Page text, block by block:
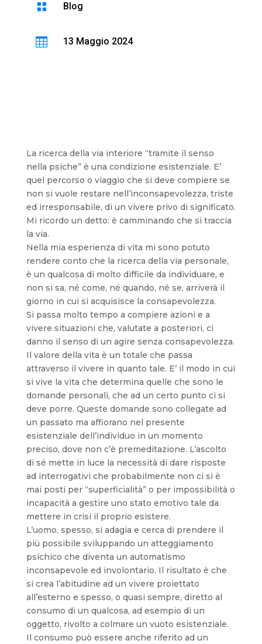
 Blog
 13 Maggio 2024
La ricerca della via interiore “tramite il senso
nella psiche” è una condizione esistenziale. E’
quel percorso o viaggio che si deve compiere se
non si vuole restare nell’inconsapevolezza, triste
ed irresponsabile, di un vivere privo di significato.
Mi ricordo un detto: è camminando che si traccia
la via.
Nella mia esperienza di vita mi sono potuto
rendere conto che la ricerca della via personale,
è un qualcosa di molto difficile da individuare, e
non si sa, né come, né quando, né se, arriverà il
giorno in cui si acquisisce la consapevolezza.
Si passa molto tempo a compiere azioni e a
vivere situazioni che, valutate a posteriori, ci
danno il senso di un agire senza consapevolezza.
Il valore della vita è un totale che passa
attraverso il vivere in quanto tale. E’ il modo in cui
si vive la vita che determina quelle che sono le
domande personali, che ad un certo punto ci si
deve porre. Queste domande sono collegate ad
un passato ma affiorano nel presente
esistenziale dell’individuo in un momento
preciso, dove non c’è premeditazione. L’ascolto
di sé mette in luce la necessità di dare risposte
ad interrogativi che probabilmente non ci si è
mai posti per “superficialità” o per impossibilità o
incapacità a gestire uno stato emotivo tale da
mettere in crisi il proprio esistere.
L’uomo, spesso, si adagia e cerca di prendere il
più possibile sviluppando un atteggiamento
psichico che diventa un automatismo
inconsapevole ed involontario. Il risultato è che
si crea l’abitudine ad un vivere proiettato
all’esterno e spesso, o quasi sempre, diretto al
consumo di un qualcosa, ad esempio di un
oggetto, rivolto a colmare un vuoto esistenziale.
Il consumo può essere anche riferito ad un